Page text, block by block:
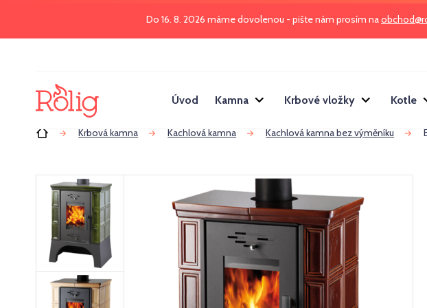
Do 16. 8. 2026 máme dovolenou - pište nám prosím na
Úvod Kamna Krbové vložky Kotle
Úvod Krbová kamna Kachlová kamna Kachlová kamna bez výměníku